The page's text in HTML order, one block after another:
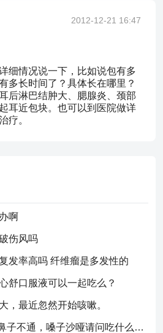
2012-12-21 16:47
细情况说一下，比如说包有多
多长时间了？具体长在哪里？
后淋巴结肿大、腮腺炎、颈部
耳近包块。也可以到医院做详
疗。
啊
伤风吗
发率高吗 纤维瘤是多发性的
舒口服液可以一起吃么？
，最近忽然开始咳嗽。
你好，鼻炎犯了，鼻子不通，嗓子沙哑请问吃什么药比较好？